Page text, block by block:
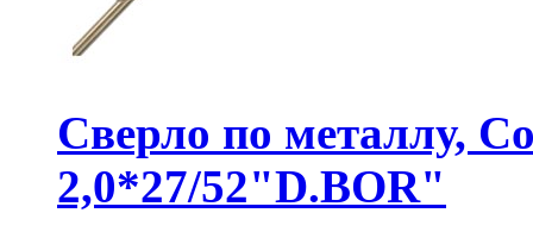
Сверло по металлу,
2,0*27/52"D.BOR"